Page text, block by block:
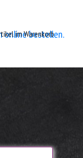
im Warenkorb